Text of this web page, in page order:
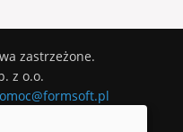
zastrzeżone.
z o.o.